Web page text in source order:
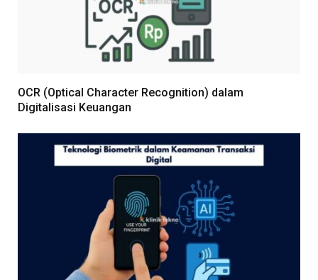
OCR (Optical Character Recognition) dalam
Digitalisasi Keuangan